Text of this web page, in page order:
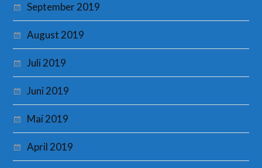
September 2019
August 2019
Juli 2019
Juni 2019
Mai 2019
April 2019